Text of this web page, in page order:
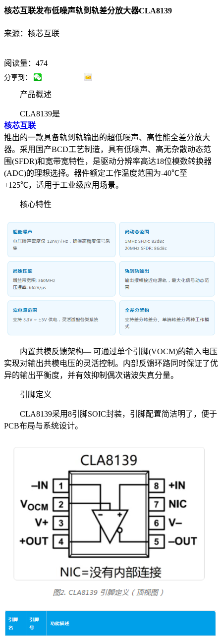
核芯互联发布低噪声轨到轨差分放大器CLA8139
来源：核芯互联
阅读量：474
分享到：
产品概述
CLA8139是
核芯互联
推出的一款具备轨到轨输出的超低噪声、高性能全差分放大
器。采用国产BCD工艺制造，具有低噪声、高无杂散动态范
围(SFDR)和宽带宽特性，是驱动分辨率高达18位模数转换器
(ADC)的理想选择。器件额定工作温度范围为-40℃至
+125℃，适用于工业级应用场景。
核心特性
内置共模反馈架构— 可通过单个引脚(VOCM)的输入电压
实现对输出共模电压的灵活控制。内部反馈环路同时保证了优
异的输出平衡度，并有效抑制偶次谐波失真分量。
引脚定义
CLA8139采用8引脚SOIC封装，引脚配置简洁明了，便于
PCB布局与系统设计。